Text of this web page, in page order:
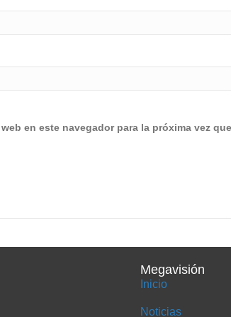
en este navegador para la próxima vez que
Megavisión
Inicio
Noticias